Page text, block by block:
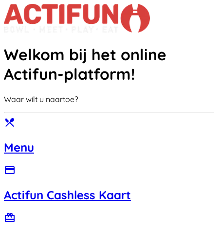
Welkom bij het online
Actifun-platform!
Waar wilt u naartoe?
restaurant_menu
Menu
credit_card
Actifun Cashless Kaart
redeem